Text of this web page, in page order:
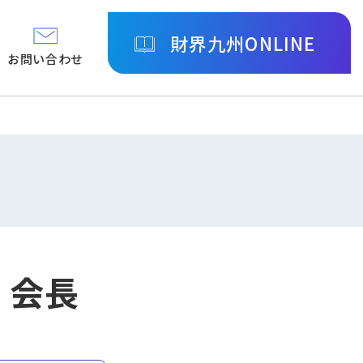
お問い合わせ
財界九州ONLINE
長